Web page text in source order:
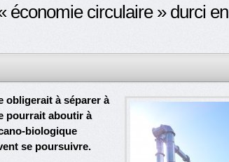
économie circulaire » durci en
obligerait à séparer à
pourrait aboutir à
biologique
se poursuivre.